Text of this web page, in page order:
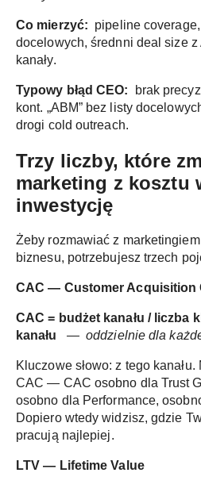
Co mierzyć: pipeline
docelowych, średnni deal size z
kanały.
Typowy błąd CEO:
brak
kont. „ABM” bez listy
drogi cold outreach.
Trzy liczby, które
marketing z kosztu
inwestycję
Żeby rozmawiać z
biznesu, potrzebujesz trzech
CAC — Customer Acquisition
CAC = budżet kanału / liczba
kanału — oddzielnie dla
Kluczowe słowo: z tego
CAC — CAC osobno dla Trust
osobno dla Performance,
Dopiero wtedy widzisz, gdzie
pracują najlepiej.
LTV — Lifetime Value